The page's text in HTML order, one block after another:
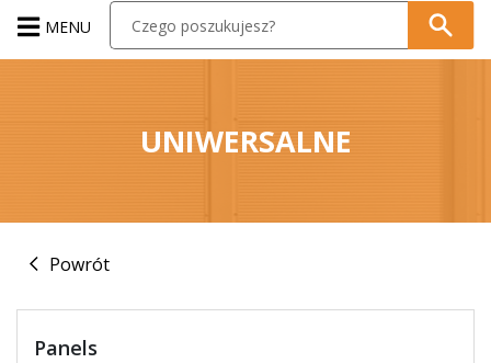
MENU
UNIWERSALNE
Powrót
Panels